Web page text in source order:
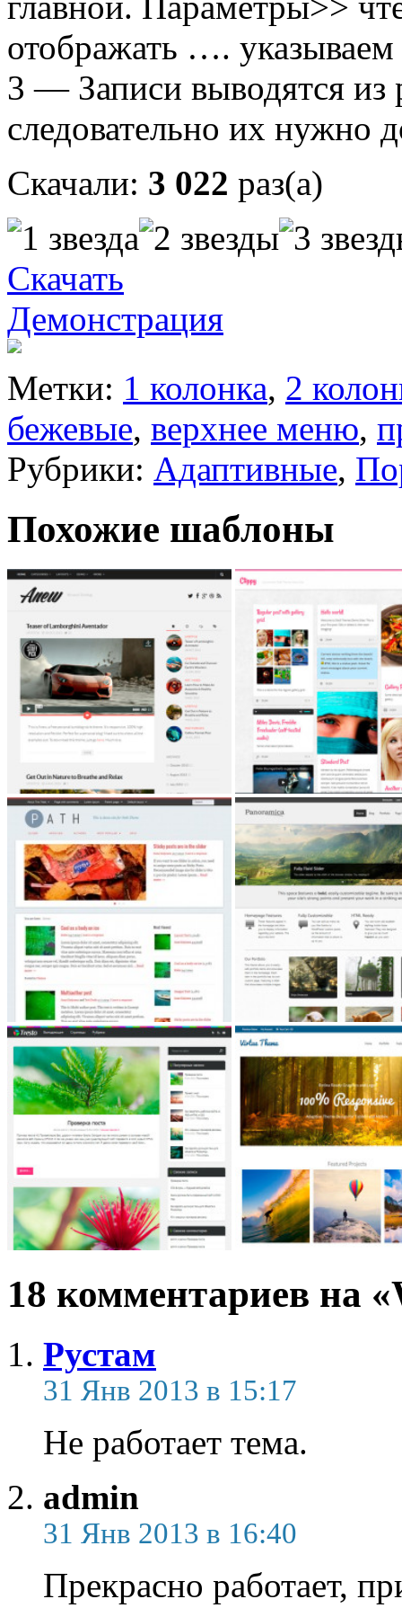
отображать ….
3 — Записи выводятся из
следовательно их нужно
Скачали: 3 022 раз(а)
Скачать
Демонстрация
Метки: 1 колонка, 2
бежевые, верхнее меню,
Рубрики: Адаптивные,
Похожие шаблоны
18 комментариев на
Рустам
31 Янв 2013 в 15:17
Не работает тема.
admin
31 Янв 2013 в 16:40
Прекрасно работает,